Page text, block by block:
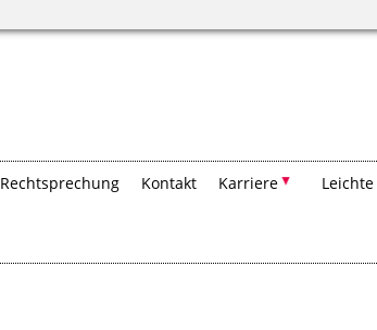
Rechtsprechung Kontakt Karriere